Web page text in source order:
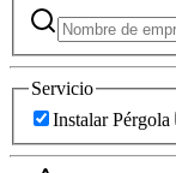
Servicio
Instalar Pérgola